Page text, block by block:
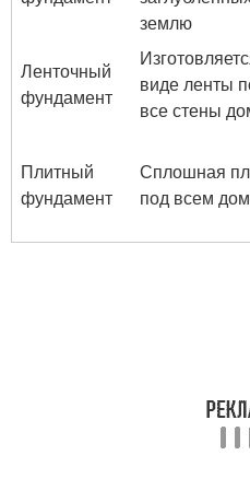
землю
Ленточный
фундамент
виде ленты
все стены
Плитный
фундамент
Сплошная
под всем